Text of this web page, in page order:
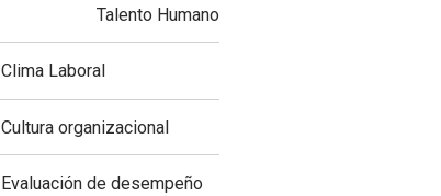
Talento Humano
Clima Laboral
Cultura organizacional
Evaluación de desempeño